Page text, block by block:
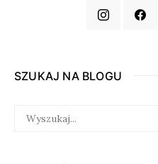
SZUKAJ NA BLOGU
FOR: